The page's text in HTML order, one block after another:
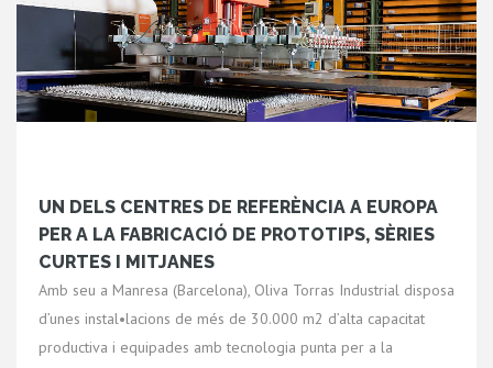
UN DELS CENTRES DE REFERÈNCIA A EUROPA
PER A LA FABRICACIÓ DE PROTOTIPS, SÈRIES
CURTES I MITJANES
Amb seu a Manresa (Barcelona), Oliva Torras Industrial disposa
d’unes instal•lacions de més de 30.000 m2 d’alta capacitat
productiva i equipades amb tecnologia punta per a la